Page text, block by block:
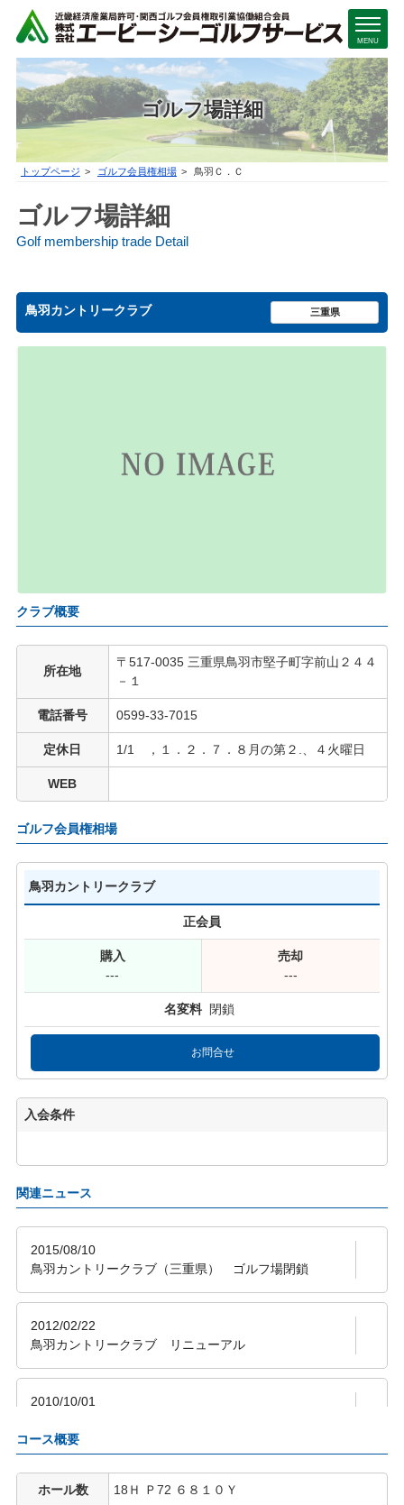
MENU
ゴルフ場詳細
トップページ ゴルフ会員権相場 鳥羽Ｃ．Ｃ
ゴルフ場詳細
Golf membership trade Detail
鳥羽カントリークラブ 三重県
クラブ概要
所在地
〒517-0035 三重県鳥羽市堅子町字前山２４４
－１
電話番号 0599-33-7015
定休日 1/1 ，１．２．７．８月の第２.、４火曜日
WEB
ゴルフ会員権相場
鳥羽カントリークラブ
正会員
--- ---
閉鎖
お問合せ
入会条件
関連ニュース
コース概要
ホール数 18Ｈ Ｐ72 ６８１０Ｙ